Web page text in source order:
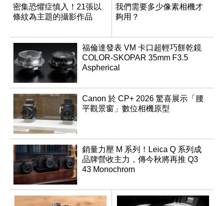
密集恐懼症慎入！21張以
條紋為主題的攝影作品
我們需要多少像素相機才
夠用？
福倫達發表 VM 卡口超輕巧餅乾鏡
COLOR-SKOPAR 35mm F3.5
Aspherical
Canon 於 CP+ 2026 驚喜展示「腰
平觀景窗」數位相機原型
銷量力壓 M 系列！Leica Q 系列成
品牌營收主力，傳今秋將再推 Q3
43 Monochrom